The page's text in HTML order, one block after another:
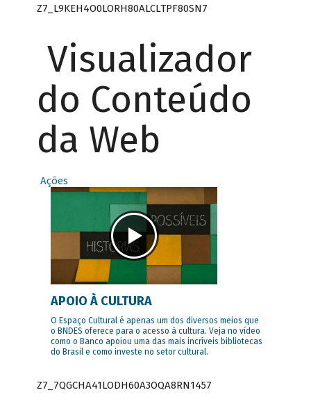
Z7_L9KEH4O0LORH80ALCLTPF80SN7
Visualizador
do Conteúdo
da Web
Ações
APOIO À CULTURA
O Espaço Cultural é apenas um dos diversos meios que
o BNDES oferece para o acesso à cultura. Veja no vídeo
como o Banco apoiou uma das mais incríveis bibliotecas
do Brasil e como investe no setor cultural.
Z7_7QGCHA41LODH60A3OQA8RN1457